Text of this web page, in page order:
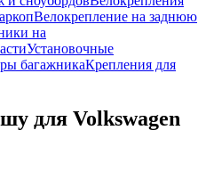
Велокрепление на заднюю
на
Установочные
багажникаКрепления для
для Volkswagen